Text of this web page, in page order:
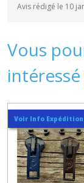
Avis rédigé le 10
Vous